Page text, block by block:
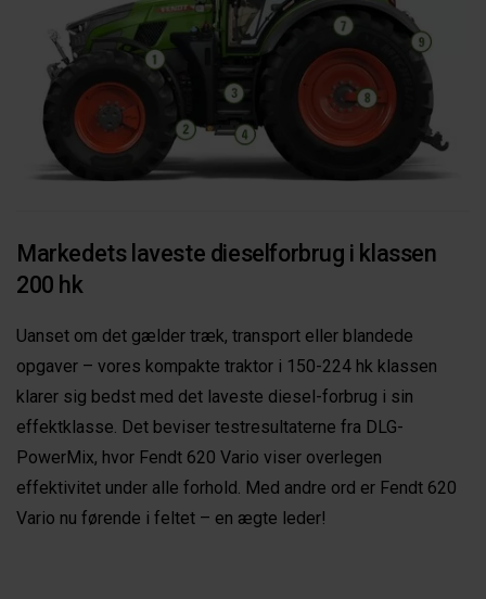
Markedets laveste dieselforbrug i klassen
200 hk
Uanset om det gælder træk, transport eller blandede
opgaver – vores kompakte traktor i 150-224 hk klassen
klarer sig bedst med det laveste diesel-forbrug i sin
effektklasse. Det beviser testresultaterne fra DLG-
PowerMix, hvor Fendt 620 Vario viser overlegen
effektivitet under alle forhold. Med andre ord er Fendt 620
Vario nu førende i feltet – en ægte leder!